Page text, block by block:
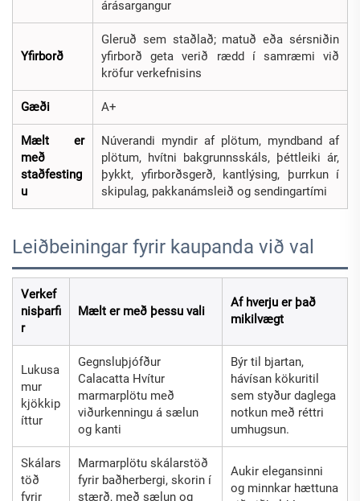
árásargangur
Yfirborð
Gleruð sem staðlað; matuð eða sérsniðin
yfirborð geta verið rædd í samræmi við
kröfur verkefnisins
Gæði A+
Mælt er
með
staðfesting
u
Núverandi myndir af plötum, myndband af
plötum, hvítni bakgrunnsskáls, þéttleiki ár,
þykkt, yfirborðsgerð, kantlýsing, þurrkun í
skipulag, pakkanámsleið og sendingartími
Leiðbeiningar fyrir kaupanda við val
Verkef
nisþarfi
r
Mælt er með þessu vali
Af hverju er það
mikilvægt
Lukusa
mur
kjökkip
íttur
Gegnsluþjófður
Calacatta Hvítur
marmarplötu með
viðurkenningu á sælun
og kanti
Býr til bjartan,
hávísan kökuritil
sem styður daglega
notkun með réttri
umhugsun.
Skálars
töð
fyrir
Marmarplötu skálarstöð
fyrir baðherbergi, skorin í
stærð, með sælun og
Aukir elegansinni
og minnkar hættuna